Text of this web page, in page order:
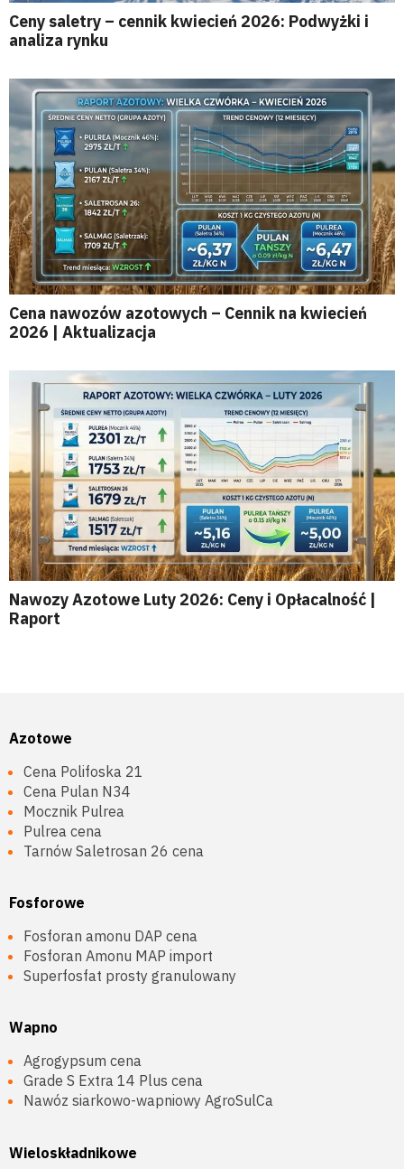
Ceny saletry – cennik kwiecień 2026: Podwyżki i
analiza rynku
Cena nawozów azotowych – Cennik na kwiecień
2026 | Aktualizacja
Nawozy Azotowe Luty 2026: Ceny i Opłacalność |
Raport
Azotowe
Cena Polifoska 21
Cena Pulan N34
Mocznik Pulrea
Pulrea cena
Tarnów Saletrosan 26 cena
Fosforowe
Fosforan amonu DAP cena
Fosforan Amonu MAP import
Superfosfat prosty granulowany
Wapno
Agrogypsum cena
Grade S Extra 14 Plus cena
Nawóz siarkowo-wapniowy AgroSulCa
Wieloskładnikowe